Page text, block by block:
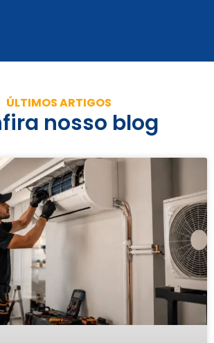
ÚLTIMOS ARTIGOS
nosso blog